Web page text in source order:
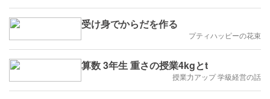
受け身でからだを作る
プティハッピーの花束
算数 3年生 重さの授業4kgとt
授業力アップ 学級経営の話